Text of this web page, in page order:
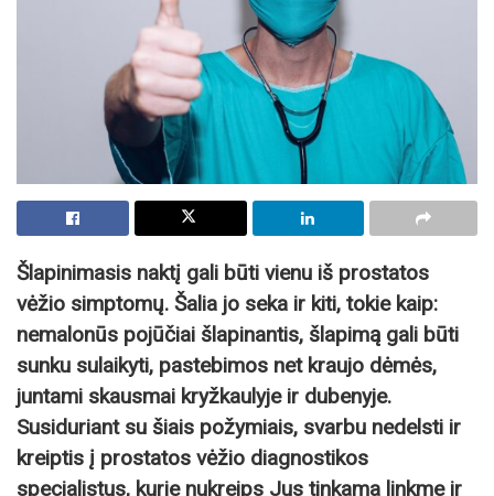
Šlapinimasis naktį gali būti vienu iš prostatos
vėžio simptomų. Šalia jo seka ir kiti, tokie kaip:
nemalonūs pojūčiai šlapinantis, šlapimą gali būti
sunku sulaikyti, pastebimos net kraujo dėmės,
juntami skausmai kryžkaulyje ir dubenyje.
Susiduriant su šiais požymiais, svarbu nedelsti ir
kreiptis į prostatos vėžio diagnostikos
specialistus, kurie nukreips Jus tinkama linkme ir